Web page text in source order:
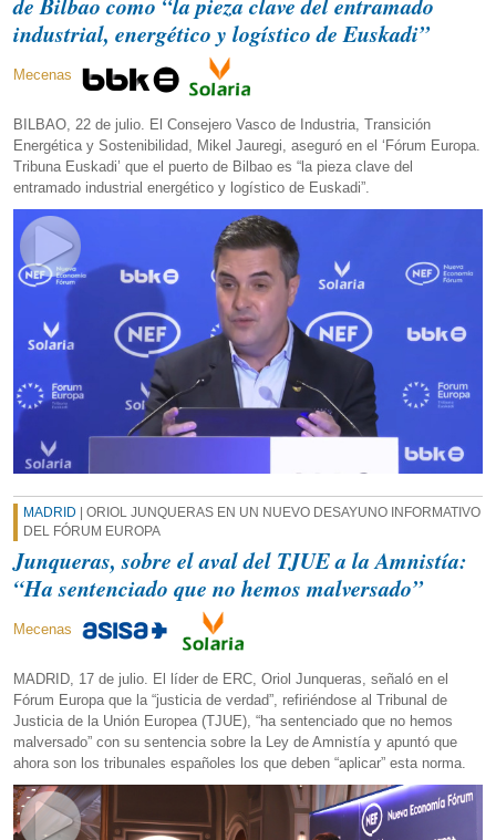
industrial, energético y logístico de Euskadi”
Mecenas
BILBAO, 22 de julio. El Consejero Vasco de Industria, Transición
Energética y Sostenibilidad, Mikel Jauregi, aseguró en el ‘Fórum Europa.
Tribuna Euskadi’ que el puerto de Bilbao es “la pieza clave del
entramado industrial energético y logístico de Euskadi”.
MADRID | ORIOL JUNQUERAS EN UN NUEVO DESAYUNO INFORMATIVO
DEL FÓRUM EUROPA
Junqueras, sobre el aval del TJUE a la Amnistía:
“Ha sentenciado que no hemos malversado”
Mecenas
MADRID, 17 de julio. El líder de ERC, Oriol Junqueras, señaló en el
Fórum Europa que la “justicia de verdad”, refiriéndose al Tribunal de
Justicia de la Unión Europea (TJUE), “ha sentenciado que no hemos
malversado” con su sentencia sobre la Ley de Amnistía y apuntó que
ahora son los tribunales españoles los que deben “aplicar” esta norma.